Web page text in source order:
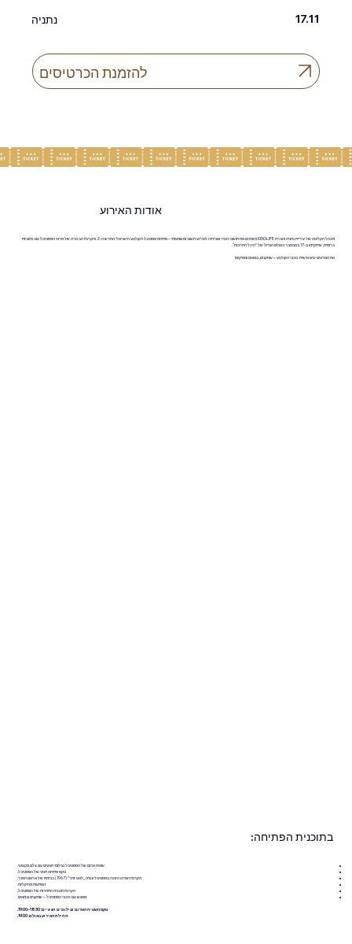
נתניה
להזמנת הכרטיסים
17.11
אודות האירוע
מינהל הקליטה של עיריית נתניה וחברת KINOLIFE מזמינים את תושבי העיר ואורחיה לאירוע חשוב ומשמעותי – פתיחת פסטיבל הקולנוע הישראלי החדש ה-2 והקרנת הבכורה של סרטי הפסטיבל עם כתוביות
ברוסית, שיתקיימו ב-17 בנובמבר באולם הגדול של "היכל התרבות".
את הסרטים יציגו אישית כוכבי הקולנוע – שחקנים, במאים ומפיקים!
בתוכנית הפתיחה:
שטיח אדום של הפסטיבל וצילומי חגיגיים עם צלם מקצועי.
טקס פתיחה חגיגי של הפסטיבל.
הקרנת הסרט הזוכה בפסטיבל ונציה „לאט יותר” (1967) בבימויו של אראם הפנר.
הפתעות מוזיקליות.
הקרנת תוכנית התחרות של הפסטיבל.
מפגש עם כוכבי הפסטיבל – שחקנים ובמאים.
טקס השטיח האדום וצילומים חגיגיים: 18:30–19:00.
תחילת האירוע באולם: 19:00.